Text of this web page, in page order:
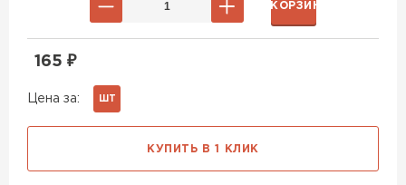
Цена за: ШТ
165 ₽
В КОРЗИНУ
КУПИТЬ В 1 КЛИК